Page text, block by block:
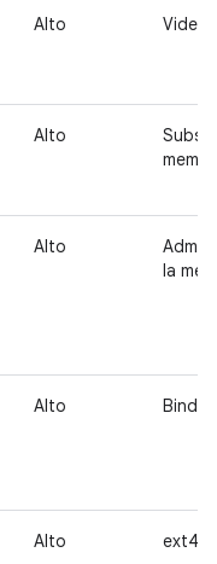
Alto Video
Alto
Alto
la
Alto Binder
Alto ext4